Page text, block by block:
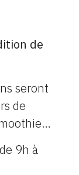
de
seront
de
9h à